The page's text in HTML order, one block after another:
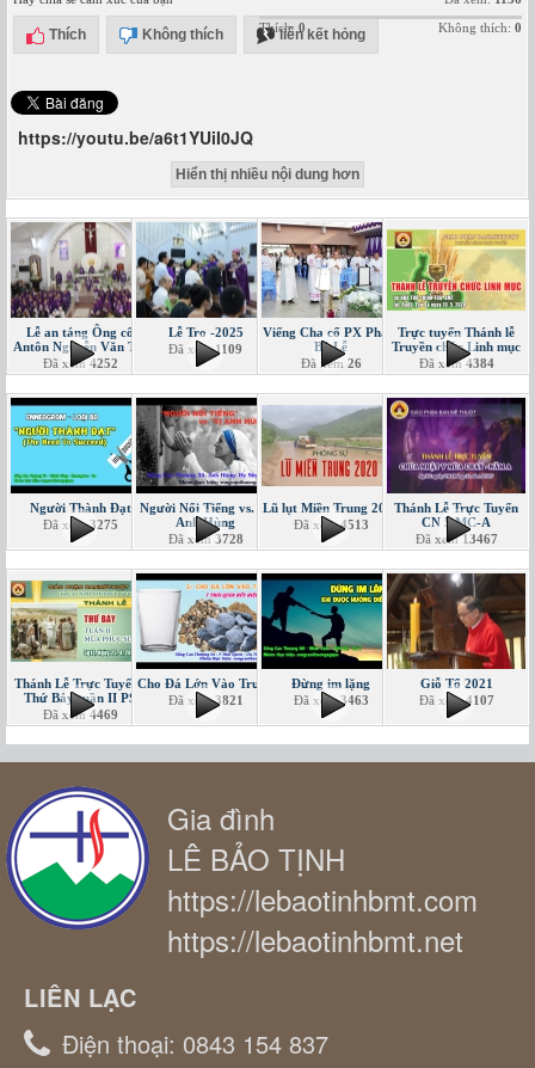
Thích Không thích liên kết hỏng
Thích: 0 Không thích: 0
https://youtu.be/a6t1YUiI0JQ
Hiển thị nhiều nội dung hơn
Lễ an táng Ông cố
Antôn Nguyễn Văn Tin
Đã xem4252
Lễ Tro -2025
Đã xem1109
Viếng Cha cố PX Phạm
Bá Lễ
Đã xem 26
Trực tuyến Thánh lễ
Truyền chức Linh mục
Đã xem4384
Người Thành Đạt
Đã xem3275
Người Nổi Tiếng vs. Vị
Anh Hùng
Đã xem3728
Lũ lụt Miền Trung 2020
Đã xem4513
Thánh Lễ Trực Tuyến
CN 5 MC-A
Đã xem13467
Thánh Lễ Trực Tuyến -
Thứ Bảy tuần II PS
Đã xem4469
Cho Đá Lớn Vào Trước
Đã xem3821
Đừng im lặng
Đã xem3463
Giỗ Tổ 2021
Đã xem4107
Gia đình
LÊ BẢO TỊNH
https://lebaotinhbmt.com
https://lebaotinhbmt.net
LIÊN LẠC
Điện thoại: 0843 154 837